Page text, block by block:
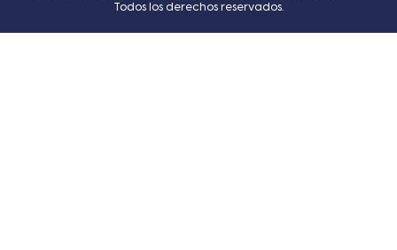
Todos los derechos reservados.